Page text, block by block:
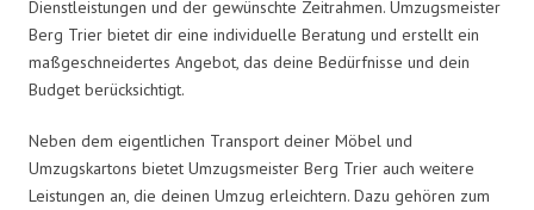
Dienstleistungen und der gewünschte Zeitrahmen. Umzugsmeister
Berg Trier bietet dir eine individuelle Beratung und erstellt ein
maßgeschneidertes Angebot, das deine Bedürfnisse und dein
Budget berücksichtigt.
Neben dem eigentlichen Transport deiner Möbel und
Umzugskartons bietet Umzugsmeister Berg Trier auch weitere
Leistungen an, die deinen Umzug erleichtern. Dazu gehören zum